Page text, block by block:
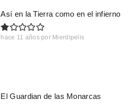
Así en la Tierra como en el infierno
hace 11 años por Mierdipelis
El Guardian de las Monarcas